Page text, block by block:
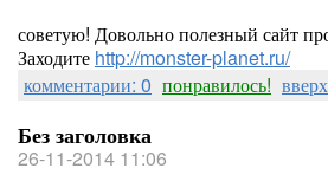
советую! Довольно полезный сайт
Заходите http://monster-planet.ru/
комментарии: 0 понравилось!
Без заголовка
26-11-2014 11:06